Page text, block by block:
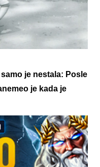
je nestala: Posle
je kada je